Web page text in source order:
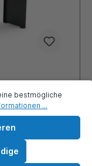
Laser
bestmögliche
...